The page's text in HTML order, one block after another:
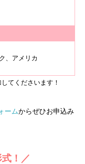
、アメリカ
てくださいます！
ームからぜひお申込み
！／